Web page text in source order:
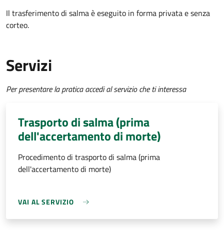
Il trasferimento di salma è eseguito in forma privata e senza
corteo.
Servizi
Per presentare la pratica accedi al servizio che ti interessa
Trasporto di salma (prima
dell'accertamento di morte)
Procedimento di trasporto di salma (prima
dell'accertamento di morte)
VAI AL SERVIZIO